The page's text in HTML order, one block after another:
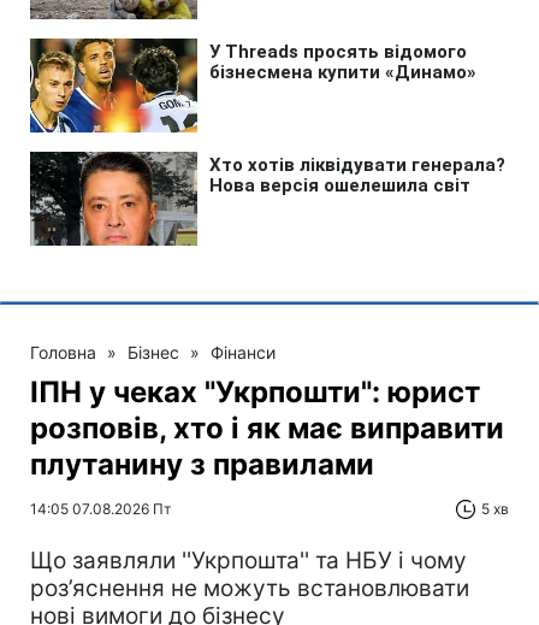
Головна » Бізнес » Фінанси
ІПН у чеках "Укрпошти": юрист
розповів, хто і як має виправити
плутанину з правилами
14:05 07.08.2026 Пт 5 хв
Що заявляли ''Укрпошта'' та НБУ і чому
роз’яснення не можуть встановлювати
нові вимоги до бізнесу